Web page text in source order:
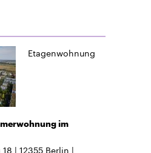
Etagenwohnung
im
12355 Berlin